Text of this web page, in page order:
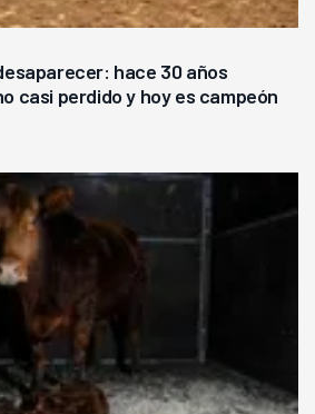
hace 30 años
casi perdido y hoy es campeón